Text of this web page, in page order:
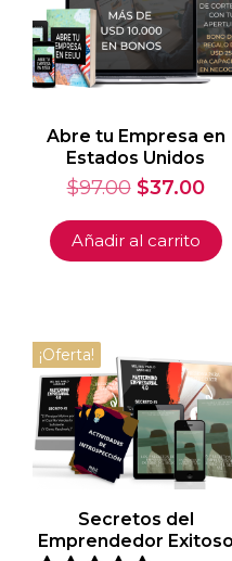
Abre tu Empresa en
Estados Unidos
$97.00 El
original
era:
$37.00El
es:
Añadir al carrito
¡Oferta!
Secretos del
Emprendedor Exitoso